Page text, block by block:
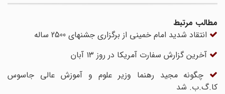
مطالب مرتبط
انتقاد شدید امام خمینی از برگزاری جشنهای 2500 ساله
آخرین گزارش سفارت آمریکا در روز ۱۳ آبان
چگونه مجید رهنما وزیر علوم و آموزش عالی جاسوس
کا.گ.ب. شد